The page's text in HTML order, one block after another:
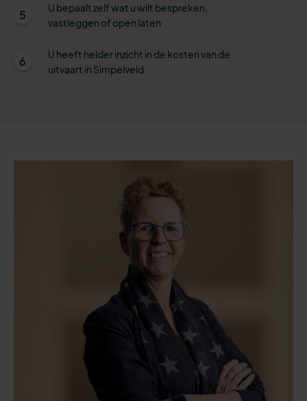
5
U bepaalt zelf wat u wilt bespreken,
vastleggen of open laten
6
U heeft helder inzicht in de kosten van de
uitvaart in Simpelveld